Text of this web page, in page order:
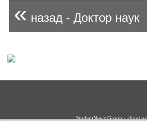
« назад - Доктор наук
StudentNews Group - about us